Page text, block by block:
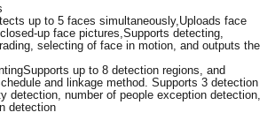
up to 5 faces simultaneously,Uploads face
up face pictures,Supports detecting,
selecting of face in motion, and outputs the
Supports up to 8 detection regions, and
and linkage method. Supports 3 detection
detection, number of people exception detection,
detection